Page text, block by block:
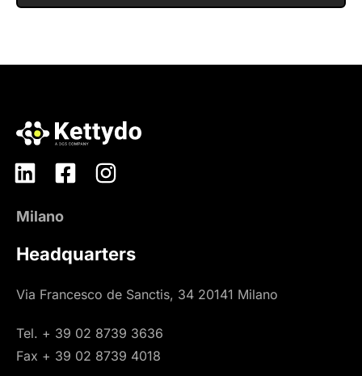
Milano
Headquarters
Via Francesco de Sanctis, 34 20141 Milano
Tel. + 39 02 8739 3636
Fax + 39 02 8739 4018